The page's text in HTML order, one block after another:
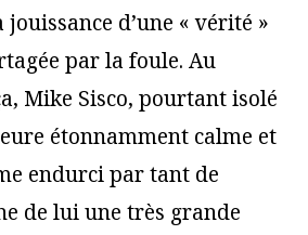
d’une « vérité »
par la foule. Au
Mike Sisco, pourtant isolé
étonnamment calme et
endurci par tant de
de lui une très grande